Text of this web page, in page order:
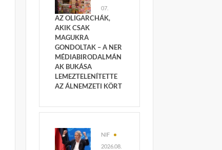
07.
AZ OLIGARCHÁK,
AKIK CSAK
MAGUKRA
GONDOLTAK – A NER
MÉDIABIRODALMÁN
AK BUKÁSA
LEMEZTELENÍTETTE
AZ ÁLNEMZETI KÖRT
NIF
2026.08.